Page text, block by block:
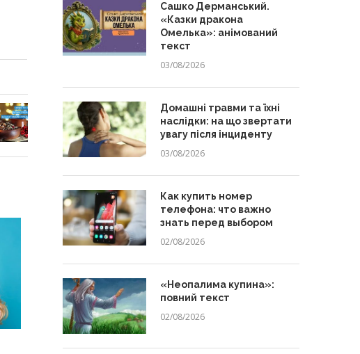
Зачем водить ребенка на
Від способу зняти стрес
Сашко Дерманський.
«Казки дракона
Омелька»: анімований
текст
03/08/2026
Домашні травми та їхні
наслідки: на що звертати
увагу після інциденту
03/08/2026
Как купить номер
телефона: что важно
знать перед выбором
02/08/2026
«Неопалима купина»:
повний текст
02/08/2026